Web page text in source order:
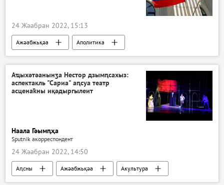
24 Жәабран 2022, 15:13
Ажәабжьқәа
Аполитика
Владимир Путин
Александр Лукашенко
Аҵыхәтәанынӡа Нестор дзымԥсахыз:
аспектакль "Сариа" аԥсуа театр
асценаҟны иқәдыргылеит
Наала Гәымԥҳа
Sputnik акорреспондент
24 Жәабран 2022, 14:50
Аԥсны Ажәабжьқәа Акультура